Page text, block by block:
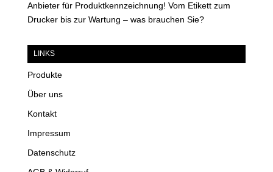
Anbieter für Produktkennzeichnung! Vom Etikett zum
Drucker bis zur Wartung – was brauchen Sie?
LINKS
Produkte
Über uns
Kontakt
Impressum
Datenschutz